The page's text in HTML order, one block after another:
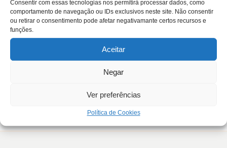
Consentir com essas tecnologias nos permitirá processar dados, como
comportamento de navegação ou IDs exclusivos neste site. Não consentir
ou retirar o consentimento pode afetar negativamante certos recursos e
funções.
Aceitar
Negar
Ver preferências
Política de Cookies
t
Read More